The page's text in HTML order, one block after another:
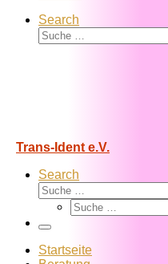
Search
Suche
Trans-Ident e.V.
Search
Suche
Suche
Menü
Startseite